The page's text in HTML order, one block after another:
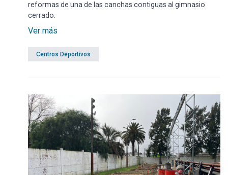
reformas de una de las canchas contiguas al gimnasio
cerrado.
Ver más
Centros Deportivos